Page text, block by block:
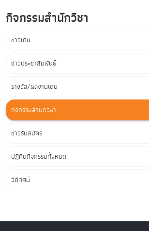
กิจกรรมสำนักวิชา
ข่าวเด่น
ข่าวประชาสัมพันธ์
รางวัล/ผลงานเด่น
กิจกรรมสำนักวิชา
ข่าวรับสมัคร
ปฏิทินกิจกรรมทั้งหมด
วิดีทัศน์